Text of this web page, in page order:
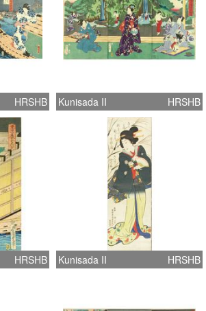
HRSHB Kunisada II HRSHB
HRSHB Kunisada II HRSHB